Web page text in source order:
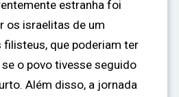
estranha foi
os israelitas de um
que poderiam ter
o povo tivesse seguido
Além disso, a jornada